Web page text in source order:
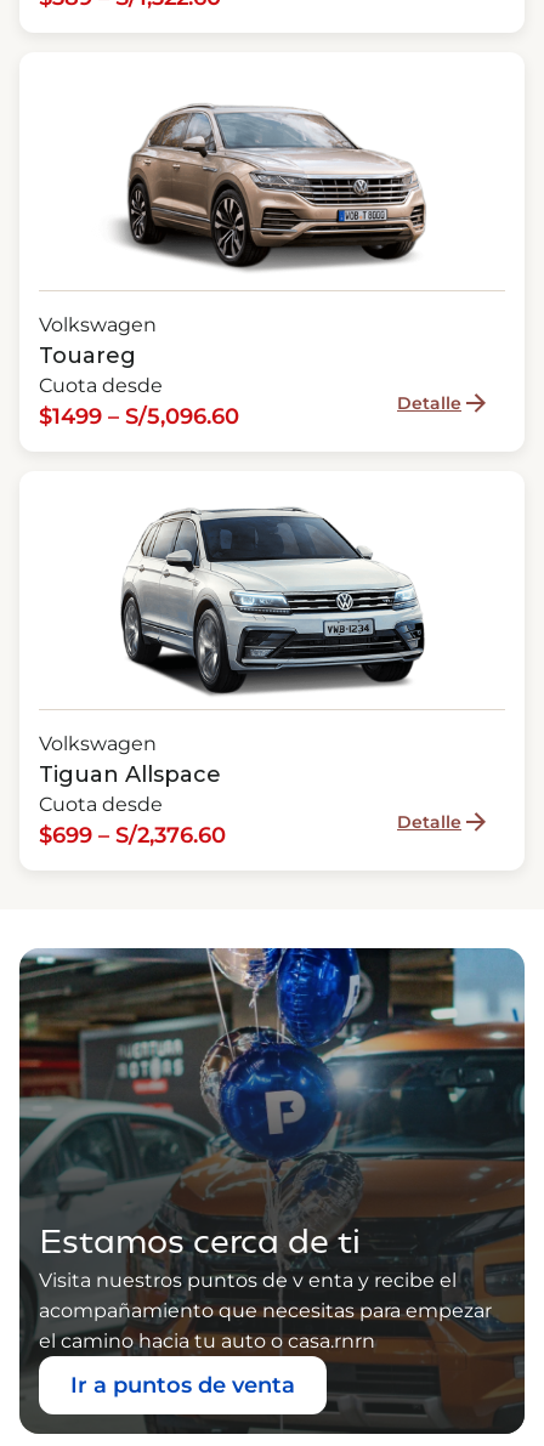
Volkswagen
Touareg
Cuota desde
$1499 – S/5,096.60 Detalle
Volkswagen
Tiguan Allspace
Cuota desde
$699 – S/2,376.60 Detalle
Estamos cerca de ti
Visita nuestros puntos de v enta y recibe el
acompañamiento que necesitas para empezar
el camino hacia tu auto o casa.rnrn
Ir a puntos de venta